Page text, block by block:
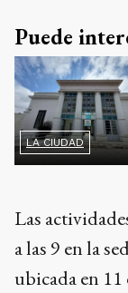
Puede
LA CIUDAD
Las
a las 9 en la
ubicada en